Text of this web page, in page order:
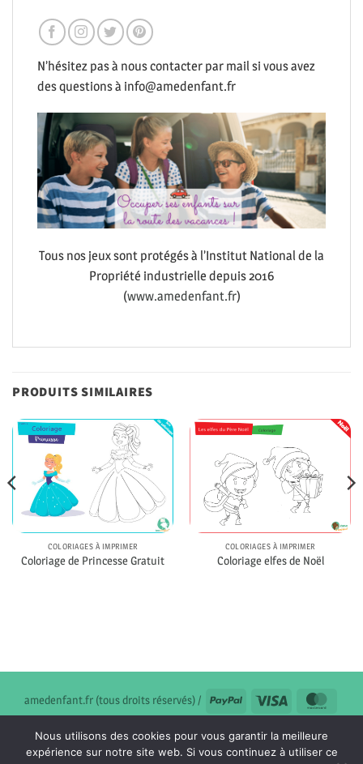
N’hésitez pas à nous contacter par mail si vous avez
des questions à info@amedenfant.fr
Tous nos jeux sont protégés à l’Institut National de la
Propriété industrielle depuis 2016
(www.amedenfant.fr)
PRODUITS SIMILAIRES
COLORIAGES À IMPRIMER
Coloriage de Princesse Gratuit
COLORIAGES À IMPRIMER
Coloriage elfes de Noël
amedenfant.fr (tous droits réservés) / PayPal Visa
FORMULAIRE DE CONTACT
MENTIONS LÉGALES & POLITIQUE DE CONFIDENTIALITÉ
CONDITIONS GÉNÉRALES DE VENTE
Nous utilisons des cookies pour vous garantir la meilleure
expérience sur notre site web. Si vous continuez à utiliser ce